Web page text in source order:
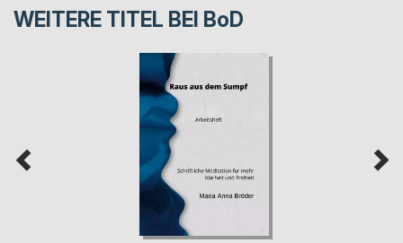
WEITERE TITEL BEI BoD